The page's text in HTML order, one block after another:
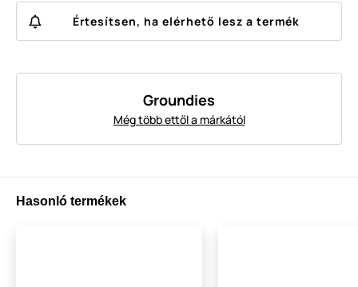
Értesítsen, ha elérhető lesz a termék
Groundies
Még több ettől a márkától
Hasonló termékek